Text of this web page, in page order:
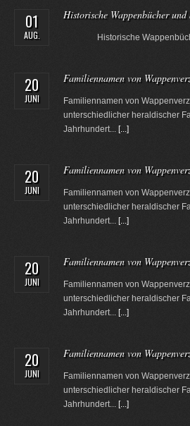
01
AUG.
Historische Wappenbücher und
Historische
20
JUNI
Familiennamen von
Familiennamen von
unterschiedlicher heraldischer
Jahrhundert... [...]
20
JUNI
Familiennamen von
Familiennamen von
unterschiedlicher heraldischer
Jahrhundert... [...]
20
JUNI
Familiennamen von
Familiennamen von
unterschiedlicher heraldischer
Jahrhundert... [...]
20
JUNI
Familiennamen von
Familiennamen von
unterschiedlicher heraldischer
Jahrhundert... [...]